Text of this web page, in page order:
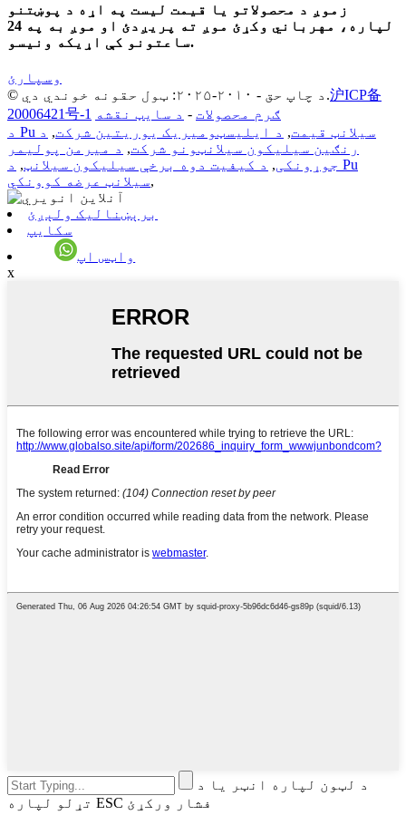
زموږ د محصولاتو یا قیمت لیست په اړه د پوښتنو
لپاره، مهرباني وکړئ موږ ته پریږدئ او موږ به په 24
ساعتونو کې اړیکه ونیسو.
وسپارئ
© د چاپ حق - ۲۰۱۰-۲۰۲۵: ټول حقونه خوندي دي.沪ICP备
20006421号-1
ګرم محصولات - د سایټ نقشه
د Pu سیلانټ قیمت, د ایلیسټومیریک یوریتین شرکت, د
رنګین سیلیکون سیلانټونو شرکت, د میرمن پولیمر
جوړونکی, د کیفیت دوه برخې سیلیکون سیلانټ, د Pu
سیلانټ عرضه کوونکي,
برېښنالیک ولېږئ
سکایپ
واټس اپ
x
د لټون لپاره انټر یا د
تړلو لپاره ESC فشار ورکړئ